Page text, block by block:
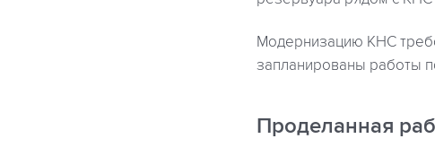
Модернизацию КНС
запланированы работы
Проделанная